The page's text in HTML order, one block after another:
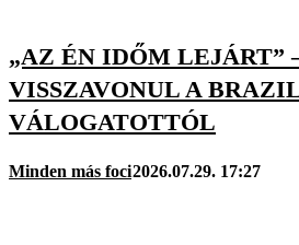
„AZ ÉN IDŐM LEJÁRT”
VISSZAVONUL A
VÁLOGATOTTÓL
Minden más foci2026.07.29. 17:27